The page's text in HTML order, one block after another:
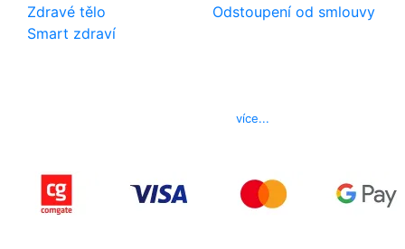
Zdravé tělo
Smart zdraví
Odstoupení od smlouvy
více...